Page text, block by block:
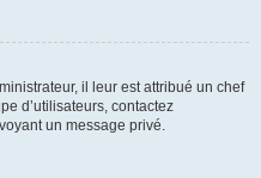
il leur est attribué un chef
d’utilisateurs, contactez
un message privé.